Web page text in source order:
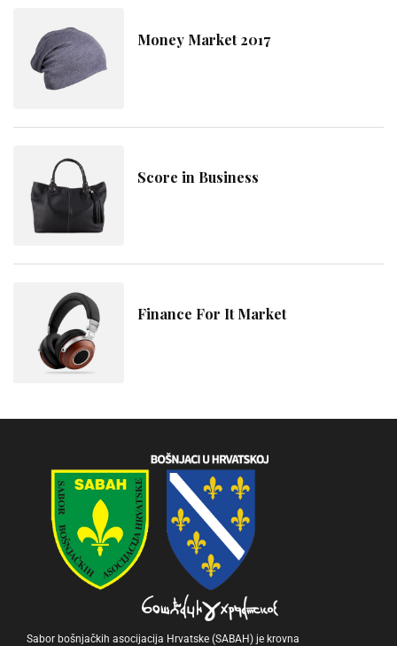
Money Market 2017
Score in Business
Finance For It Market
Sabor bošnjačkih asocijacija Hrvatske (SABAH) je krovna